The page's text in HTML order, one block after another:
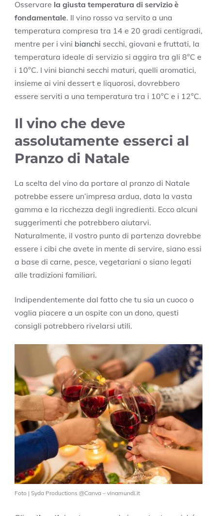
Osservare la giusta temperatura di servizio è
fondamentale. Il vino rosso va servito a una
temperatura compresa tra 14 e 20 gradi centigradi,
mentre per i vini bianchi secchi, giovani e fruttati, la
temperatura ideale di servizio si aggira tra gli 8°C e
i 10°C. I vini bianchi secchi maturi, quelli aromatici,
insieme ai vini dessert e liquorosi, dovrebbero
essere serviti a una temperatura tra i 10°C e i 12°C.
Il vino che deve
assolutamente esserci al
Pranzo di Natale
La scelta del vino da portare al pranzo di Natale
potrebbe essere un’impresa ardua, data la vasta
gamma e la ricchezza degli ingredienti. Ecco alcuni
suggerimenti che potrebbero aiutarvi.
Naturalmente, il vostro punto di partenza dovrebbe
essere i cibi che avete in mente di servire, siano essi
a base di carne, pesce, vegetariani o siano legati
alle tradizioni familiari.
Indipendentemente dal fatto che tu sia un cuoco o
voglia piacere a un ospite con un dono, questi
consigli potrebbero rivelarsi utili.
Foto | Syda Productions @Canva – vinamundi.it